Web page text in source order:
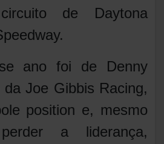
de Daytona
ano foi de Denny
da Joe Gibbis Racing,
position e, mesmo
a liderança,